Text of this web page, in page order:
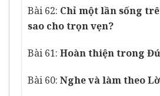
Bài 62: Chỉ một lần sống
sao cho trọn vẹn?
Bài 61: Hoàn thiện trong
Bài 60: Nghe và làm theo